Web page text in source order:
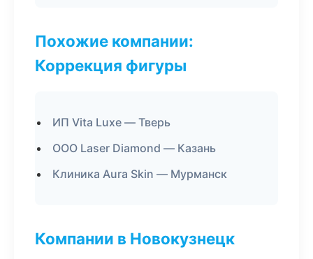
Похожие компании:
Коррекция фигуры
ИП Vita Luxe — Тверь
ООО Laser Diamond — Казань
Клиника Aura Skin — Мурманск
Компании в Новокузнецк